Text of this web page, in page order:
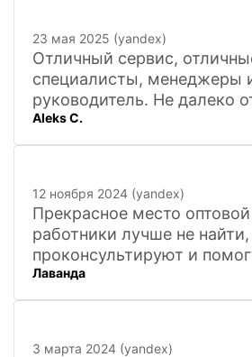
23 мая 2025 (yandex)
Отличный сервис,
специалисты, менеджеры
руководитель. Не далеко
города, 20 минут
Aleks C.
12 ноября 2024 (yandex)
Прекрасное место
работники лучше не найти,
проконсультируют и
Лаванда
3 марта 2024 (yandex)